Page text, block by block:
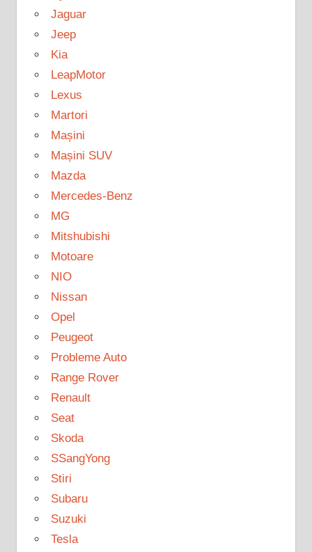
Jaguar
Jeep
Kia
LeapMotor
Lexus
Martori
Mașini
Mașini SUV
Mazda
Mercedes-Benz
MG
Mitshubishi
Motoare
NIO
Nissan
Opel
Peugeot
Probleme Auto
Range Rover
Renault
Seat
Skoda
SSangYong
Stiri
Subaru
Suzuki
Tesla